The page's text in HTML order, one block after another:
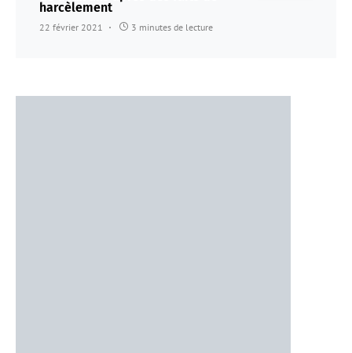
harcèlement
22 février 2021 3 minutes de lecture